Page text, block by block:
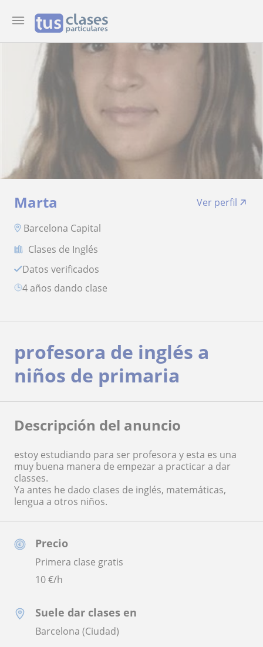
Marta
Ver perfil
Barcelona Capital
Clases de Inglés
Datos verificados
4 años dando clase
Precio
Primera clase gratis
10€/h
Suele dar clases en
Barcelona (Ciudad)
profesora de inglés a
niños de primaria
Descripción del anuncio
estoy estudiando para ser profesora y esta es una
muy buena manera de empezar a practicar a dar
classes.
Ya antes he dado clases de inglés, matemáticas,
lengua a otros niños.